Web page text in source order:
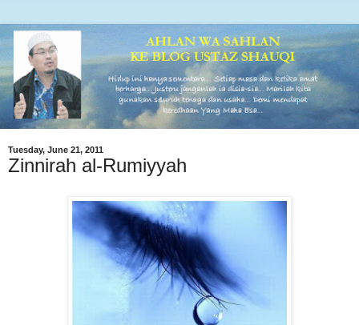
Tuesday, June 21, 2011
Zinnirah al-Rumiyyah